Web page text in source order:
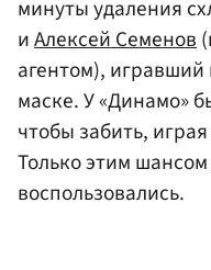
минуты удаления
иАлексей Семенов
агентом),
маске. У «Динамо»
чтобы забить,
Только этим
воспользовались.